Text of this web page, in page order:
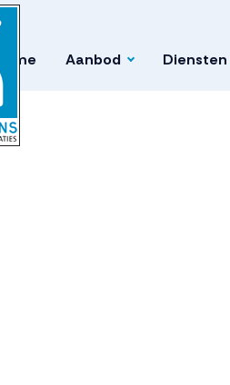
Home Aanbod Diensten